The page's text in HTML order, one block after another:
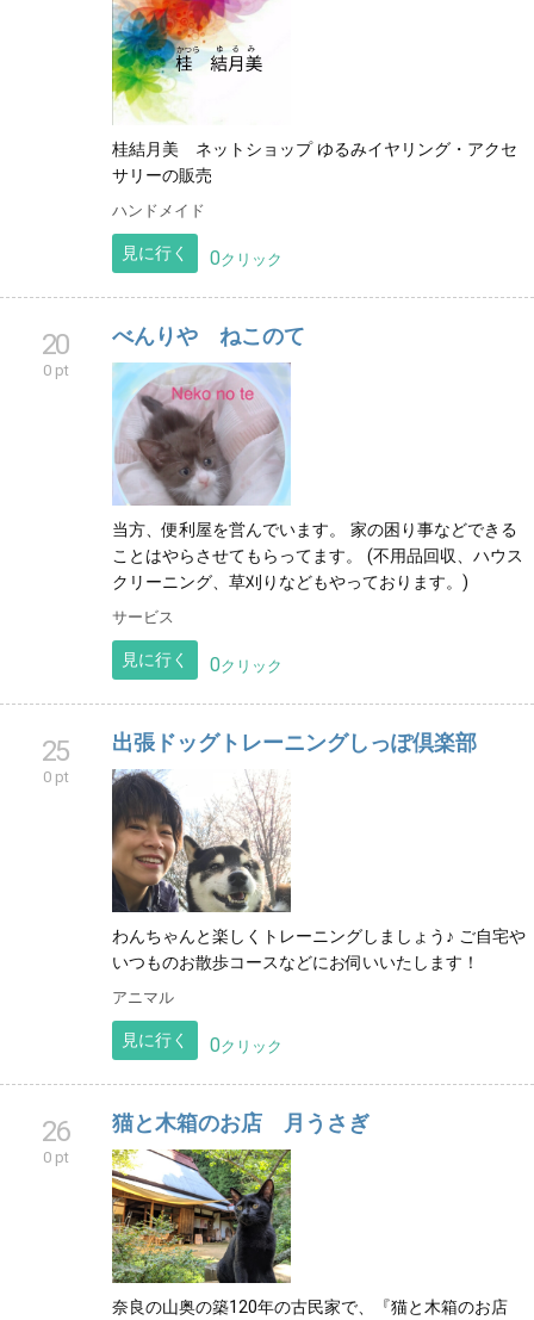
桂結月美 ネットショップ ゆるみイヤリング・アクセ
サリーの販売
ハンドメイド
見に行く 0クリック
20
0 pt
べんりや ねこのて
当方、便利屋を営んでいます。 家の困り事などできる
ことはやらさせてもらってます。 (不用品回収、ハウス
クリーニング、草刈りなどもやっております。)
サービス
見に行く 0クリック
25
0 pt
出張ドッグトレーニングしっぽ倶楽部
わんちゃんと楽しくトレーニングしましょう♪ ご自宅や
いつものお散歩コースなどにお伺いいたします！
アニマル
見に行く 0クリック
26
0 pt
猫と木箱のお店 月うさぎ
奈良の山奥の築120年の古民家で、『猫と木箱のお店